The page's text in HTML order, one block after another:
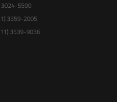
3024-5590
3559-2005
3539-9036